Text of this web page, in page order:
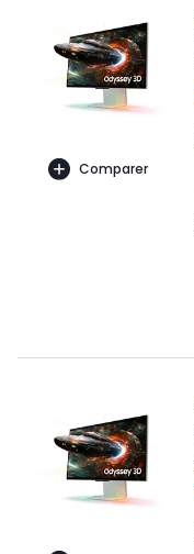
Comparer